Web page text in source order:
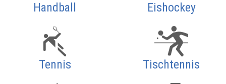
Handball Eishockey
Tennis Tischtennis